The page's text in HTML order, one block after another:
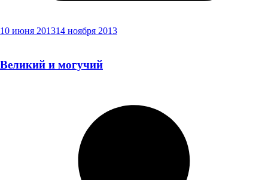
10 июня 201314 ноября 2013
Великий и могучий